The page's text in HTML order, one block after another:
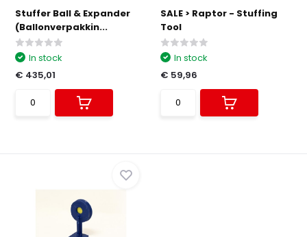
Stuffer Ball & Expander
(Ballonverpakkin...
In stock
€ 435,01
SALE > Raptor - Stuffing
Tool
In stock
€ 59,96